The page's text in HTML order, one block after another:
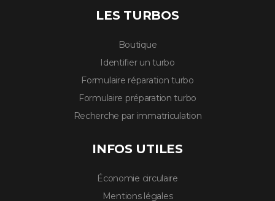
LES TURBOS
Boutique
Identifier un turbo
Formulaire réparation turbo
Formulaire préparation turbo
Recherche par immatriculation
INFOS UTILES
Économie circulaire
Mentions légales